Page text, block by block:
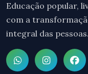
Educação popular,
com a
integral das pessoas.